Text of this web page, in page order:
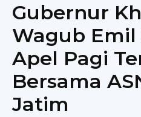
Gubernur
Wagub
Apel Pagi
Bersama
Jatim